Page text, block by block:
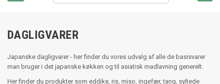
DAGLIGVARER
Japanske dagligvarer - her finder du vores udvalg af alle de basisvarer
man bruger i det japanske køkken og til asiatisk madlavning generelt.
Her finder du produkter som eddike, ris, miso, ingefær, tang, syltede